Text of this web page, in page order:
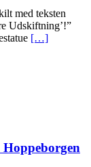
med teksten
Udskiftning’!”
[…]